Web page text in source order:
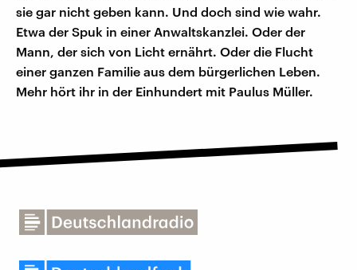
sie gar nicht geben kann. Und doch sind wie wahr.
Etwa der Spuk in einer Anwaltskanzlei. Oder der
Mann, der sich von Licht ernährt. Oder die Flucht
einer ganzen Familie aus dem bürgerlichen Leben.
Mehr hört ihr in der Einhundert mit Paulus Müller.